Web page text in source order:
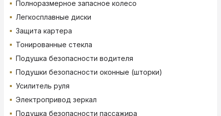
Полноразмерное запасное колесо
Легкосплавные диски
Защита картера
Тонированные стекла
Подушка безопасности водителя
Подушки безопасности оконные (шторки)
Усилитель руля
Электропривод зеркал
Подушка безопасности пассажира